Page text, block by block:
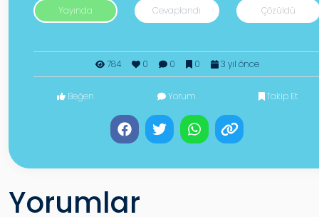
Yayında Cevaplandı Çözüldü
784 0 0 0 3 yıl önce
Beğen Yorum Takip Et
Yorumlar